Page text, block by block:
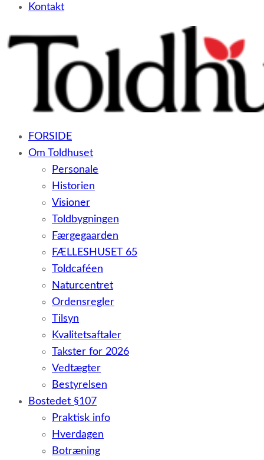
Kontakt
– et botilbud til voksne udviklingshæmmede og sent
udviklede personer samt voksne med psykiske lidelser
FORSIDE
Om Toldhuset
Personale
Historien
Visioner
Toldbygningen
Færgegaarden
FÆLLESHUSET 65
Toldcaféen
Naturcentret
Ordensregler
Tilsyn
Kvalitetsaftaler
Takster for 2026
Vedtægter
Bestyrelsen
Bostedet §107
Praktisk info
Hverdagen
Botræning